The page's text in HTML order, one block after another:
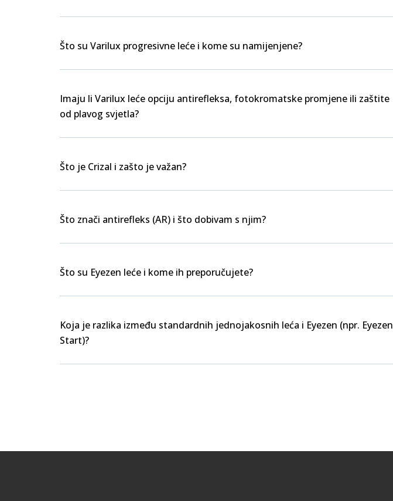
Što su Varilux progresivne leće i kome su namijenjene?
Imaju li Varilux leće opciju antirefleksa, fotokromatske promjene ili zaštite
od plavog svjetla?
Što je Crizal i zašto je važan?
Što znači antirefleks (AR) i što dobivam s njim?
Što su Eyezen leće i kome ih preporučujete?
Koja je razlika između standardnih jednojakosnih leća i Eyezen (npr. Eyezen
Start)?